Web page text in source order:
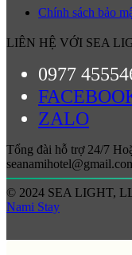
Chính sách bảo
LIÊN HỆ VỚI SEA
0977
ZALO
Tổng đài hỗ trợ 24/7
© 2024 SEA LIGHT,
Nami Stay